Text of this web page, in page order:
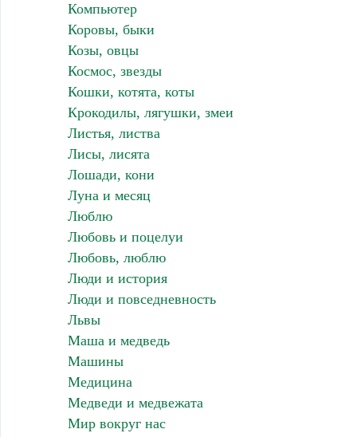
Компьютер
Коровы, быки
Козы, овцы
Космос, звезды
Кошки, котята, коты
Крокодилы, лягушки, змеи
Листья, листва
Лисы, лисята
Лошади, кони
Луна и месяц
Люблю
Любовь и поцелуи
Любовь, люблю
Люди и история
Люди и повседневность
Львы
Маша и медведь
Машины
Медицина
Медведи и медвежата
Мир вокруг нас